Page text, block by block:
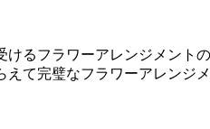
るフラワーアレンジメント
て完璧なフラワーアレンジ